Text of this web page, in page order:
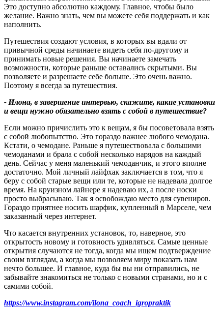
Это доступно абсолютно каждому. Главное, чтобы было
желание. Важно знать, чем вы можете себя поддержать и как
наполнить.
Путешествия создают условия, в которых вы вдали от
привычной среды начинаете видеть себя по-другому и
принимать новые решения. Вы начинаете замечать
возможности, которые раньше оставались скрытыми. Вы
позволяете и разрешаете себе больше. Это очень важно.
Поэтому я всегда за путешествия.
- Илона, в завершение интервью, скажите, какие установки
и вещи нужно обязательно взять с собой в путешествие?
Если можно причислить это к вещам, я бы посоветовала взять
с собой любопытство. Это гораздо важнее любого чемодана.
Кстати, о чемодане. Раньше я путешествовала с большими
чемоданами и брала с собой несколько нарядов на каждый
день. Сейчас у меня маленький чемоданчик, и этого вполне
достаточно. Мой личный лайфхак заключается в том, что я
беру с собой старые вещи или те, которые не надевала долгое
время. На круизном лайнере я надеваю их, а после носки
просто выбрасываю. Так я освобождаю место для сувениров.
Гораздо приятнее носить шарфик, купленный в Марселе, чем
заказанный через интернет.
Что касается внутренних установок, то, наверное, это
открытость новому и готовность удивляться. Самые ценные
открытия случаются не тогда, когда мы ищем подтверждение
своим взглядам, а когда мы позволяем миру показать нам
нечто большее. И главное, куда бы вы ни отправились, не
забывайте знакомиться не только с новыми странами, но и с
самими собой.
https://www.instagram.com/ilona_coach_igropraktik